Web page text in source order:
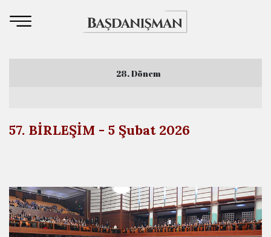
28. Dönem
4. Yasama Yılı
57. BİRLEŞİM - 5 Şubat 2026